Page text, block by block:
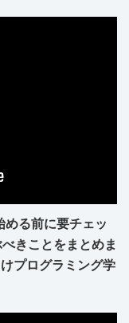
める前に要チェッ
きことをまとめま
プログラミング学